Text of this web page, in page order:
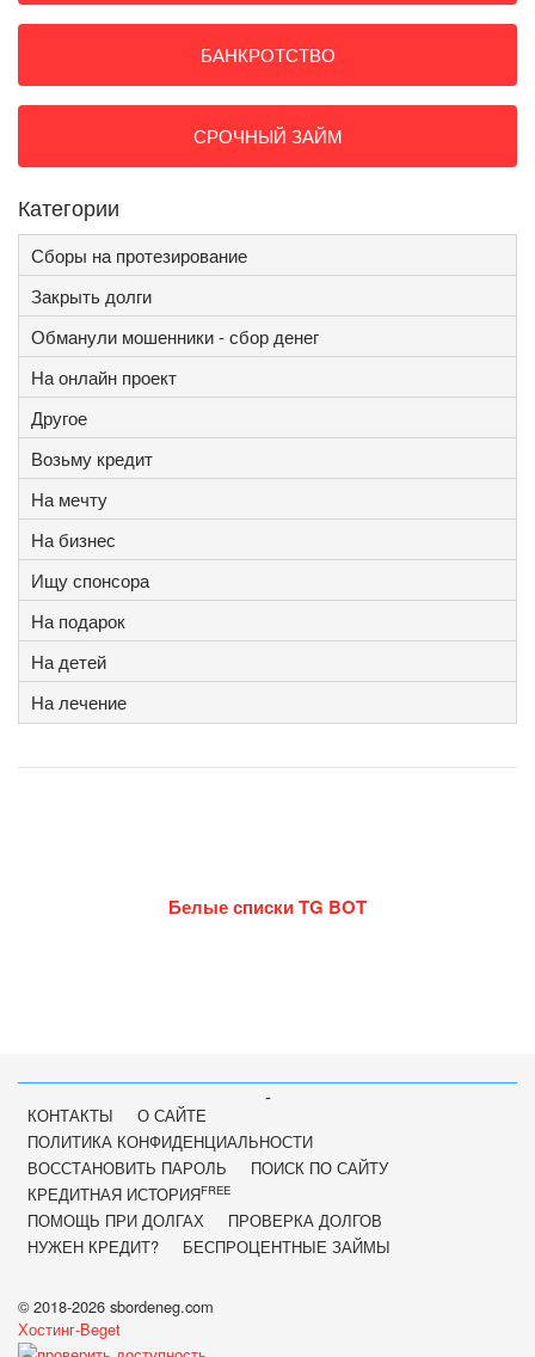
БАНКРОТСТВО
СРОЧНЫЙ ЗАЙМ
Категории
Сборы на протезирование
Закрыть долги
Обманули мошенники - сбор денег
На онлайн проект
Другое
Возьму кредит
На мечту
На бизнес
Ищу спонсора
На подарок
На детей
На лечение
Белые списки TG BOT
-
КОНТАКТЫ
О САЙТЕ
ПОЛИТИКА КОНФИДЕНЦИАЛЬНОСТИ
ВОССТАНОВИТЬ ПАРОЛЬ
ПОИСК ПО САЙТУ
КРЕДИТНАЯ ИСТОРИЯFREE
ПОМОЩЬ ПРИ ДОЛГАХ
ПРОВЕРКА ДОЛГОВ
НУЖЕН КРЕДИТ?
БЕСПРОЦЕНТНЫЕ ЗАЙМЫ
© 2018-2026 sbordeneg.com
Хостинг-Beget